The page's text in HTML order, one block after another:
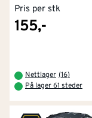
Pris per stk
155,-
Nettlager (16)
På lager 61 steder